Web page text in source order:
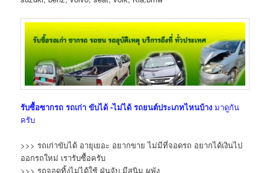
รับซื้อซากรถ รถเก่า ขับได้ -ไม่ได้ รถยนต์ประเภทไหนบ้าง มาดูกัน
ครับ
>>> รถเก่าขับได้ อายุเยอะ อยากขาย ไม่มีที่จอดรถ อยากได้เงินไป
ออกรถใหม่ เรารับซื้อครับ
>>> รถจอดทิ้งไม่ได้ใช้ ฝุ่นจับ มีสนิม ผุพัง